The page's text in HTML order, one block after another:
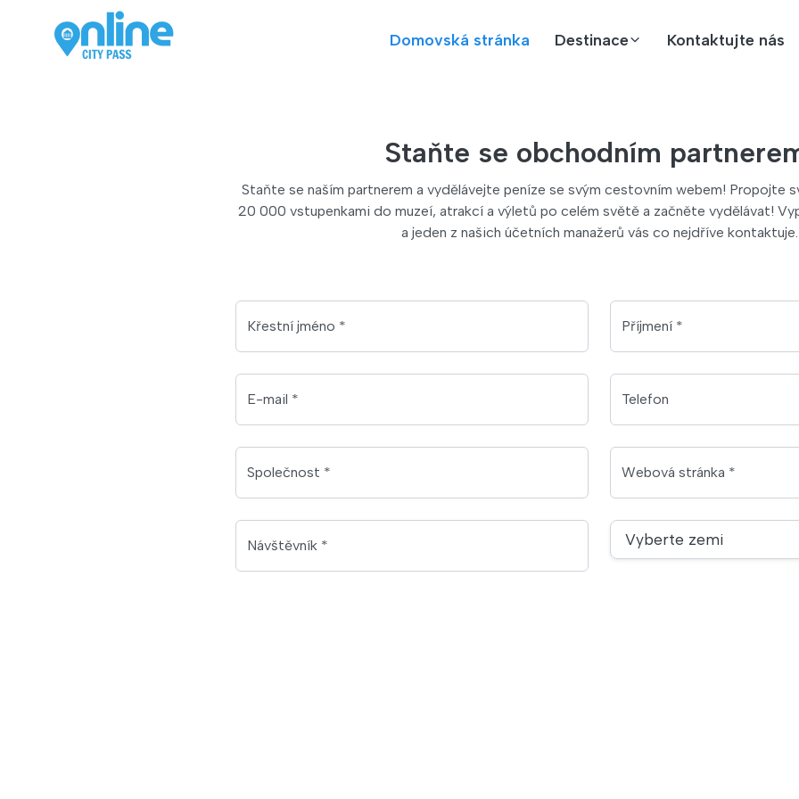
Domovská stránka Destinace Kontaktujte nás
Staňte se obchodním
Staňte se naším partnerem a vydělávejte peníze se svým cestovním webem! Propojte
20 000 vstupenkami do muzeí, atrakcí a výletů po celém světě a začněte vydělávat!
a jeden z našich účetních manažerů vás co nejdříve kontaktuje.
Křestní jméno * Příjmení *
E-mail * Telefon
Společnost * Webová stránka *
Návštěvník * Vyberte zemi